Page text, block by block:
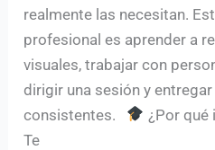
realmente las necesitan.
profesional es aprender a
visuales, trabajar con
dirigir una sesión y
consistentes.
¿Por qué
Te